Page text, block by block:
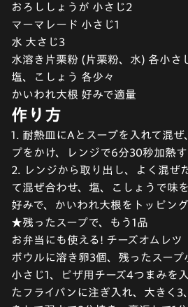
おろししょうが 小さじ2
マーマレード 小さじ1
水 大さじ3
水溶き片栗粉 (片栗粉、水) 各小さ
塩、こしょう 各少々
かいわれ大根 好みで適量
作り方
1. 耐熱皿にAとスープを入れて混
プをかけ、レンジで6分30秒加熱す
2. レンジから取り出し、よく混ぜ
て混ぜ合わせ、塩、こしょうで味
好みで、かいわれ大根をトッピング
★残ったスープで、もう1品
お弁当にも使える! チーズオムレツ
ボウルに溶き卵3個、残ったスープ
小さじ1、ピザ用チーズ4つまみを
たフライパンに注ぎ入れ、大きく3